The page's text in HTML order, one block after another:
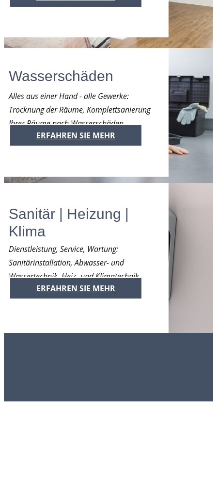
Wasserschäden
Alles aus einer Hand - alle Gewerke:
Trocknung der Räume, Komplettsanierung
Ihrer Räume nach Wasserschäden.
ERFAHREN SIE MEHR
Sanitär | Heizung |
Klima
Dienstleistung, Service, Wartung:
Sanitärinstallation, Abwasser- und
Wassertechnik, Heiz- und Klimatechnik
ERFAHREN SIE MEHR